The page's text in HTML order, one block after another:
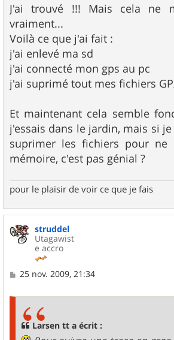
s
s
a
g
e
J'ai trouvé !!! Mais cela ne
vraiment...
Voilà ce que j'ai fait :
j'ai enlevé ma sd
j'ai connecté mon gps au pc
j'ai suprimé tout mes fichiers
Et maintenant cela semble
j'essais dans le jardin, mais si
suprimer les fichiers pour ne
mémoire, c'est pas génial ?
pour le plaisir de voir ce que je fais
struddel
Utagawist
e accro
M
25 nov. 2009, 21:34
Larsen tt a écrit :